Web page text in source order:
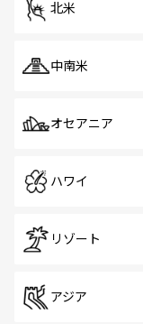
北米
中南米
オセアニア
ハワイ
リゾート
アジア